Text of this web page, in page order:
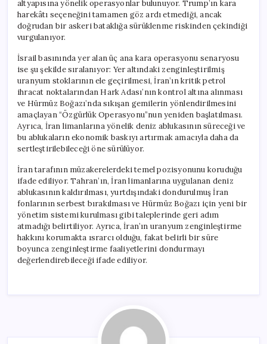
altyapısına yönelik operasyonlar bulunuyor. Trump’ın kara
harekâtı seçeneğini tamamen göz ardı etmediği, ancak
doğrudan bir askeri bataklığa sürüklenme riskinden çekindiği
vurgulanıyor.
İsrail basınında yer alan üç ana kara operasyonu senaryosu
ise şu şekilde sıralanıyor: Yer altındaki zenginleştirilmiş
uranyum stoklarının ele geçirilmesi, İran’ın kritik petrol
ihracat noktalarından Hark Adası’nın kontrol altına alınması
ve Hürmüz Boğazı’nda sıkışan gemilerin yönlendirilmesini
amaçlayan “Özgürlük Operasyonu”nun yeniden başlatılması.
Ayrıca, İran limanlarına yönelik deniz ablukasının süreceği ve
bu ablukaların ekonomik baskıyı artırmak amacıyla daha da
sertleştirilebileceği öne sürülüyor.
İran tarafının müzakerelerdeki temel pozisyonunu koruduğu
ifade ediliyor. Tahran’ın, İran limanlarına uygulanan deniz
ablukasının kaldırılması, yurtdışındaki dondurulmuş İran
fonlarının serbest bırakılması ve Hürmüz Boğazı için yeni bir
yönetim sistemi kurulması gibi taleplerinde geri adım
atmadığı belirtiliyor. Ayrıca, İran’ın uranyum zenginleştirme
hakkını korumakta ısrarcı olduğu, fakat belirli bir süre
boyunca zenginleştirme faaliyetlerini dondurmayı
değerlendirebileceği ifade ediliyor.